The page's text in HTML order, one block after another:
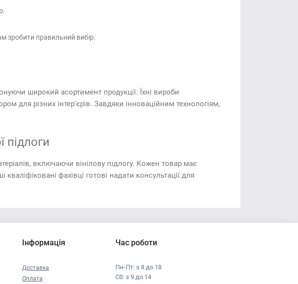
зробити правильний вибір.
широкий асортимент продукції. Їхні вироби
для різних інтер'єрів. Завдяки інноваційним технологіям,
підлоги
включаючи вінілову підлогу. Кожен товар має
фахівці готові надати консультації для
Інформація
Доставка
Оплата
Час роботи
Пн-Пт: з 8 до 18
Сб: з 9 до 14